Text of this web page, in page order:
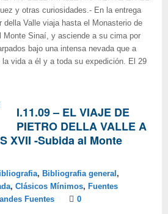
y otras curiosidades.- En la entrega
della Valle viaja hasta el Monasterio de
Monte Sinaí, y asciende a su cima por
bajo una intensa nevada que a
vida a él y a toda su expedición. El 29
I.11.09 – EL VIAJE DE
PIETRO DELLA VALLE A
XVII -Subida al Monte
, Bibliografia general ,
, Clásicos Mínimos, Fuentes
Fuentes 0